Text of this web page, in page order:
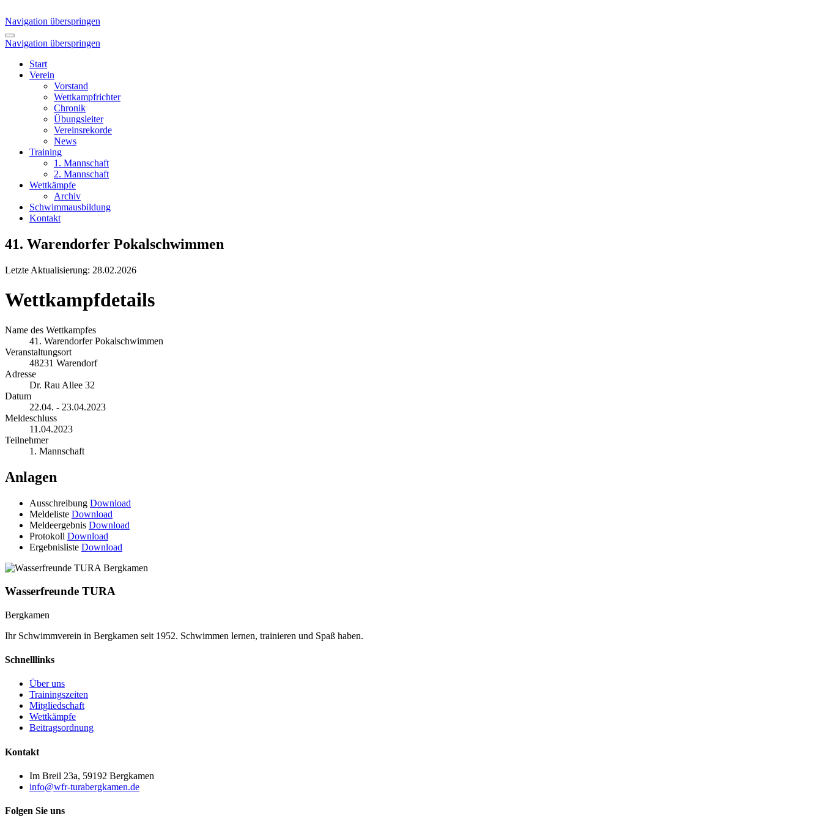
Navigation überspringen
Navigation überspringen
Start
Verein
Vorstand
Wettkampfrichter
Chronik
Übungsleiter
Vereinsrekorde
News
Training
1. Mannschaft
2. Mannschaft
Wettkämpfe
Archiv
Schwimmausbildung
Kontakt
41. Warendorfer Pokalschwimmen
Letzte Aktualisierung: 28.02.2026
Wettkampfdetails
Name des Wettkampfes
41. Warendorfer Pokalschwimmen
Veranstaltungsort
48231 Warendorf
Adresse
Dr. Rau Allee 32
Datum
22.04. - 23.04.2023
Meldeschluss
11.04.2023
Teilnehmer
1. Mannschaft
Anlagen
Ausschreibung Download
Meldeliste Download
Meldeergebnis Download
Protokoll Download
Ergebnisliste Download
Wasserfreunde TURA
Bergkamen
Ihr Schwimmverein in Bergkamen seit 1952. Schwimmen lernen, trainieren und Spaß haben.
Schnelllinks
Über uns
Trainingszeiten
Mitgliedschaft
Wettkämpfe
Beitragsordnung
Kontakt
Im Breil 23a, 59192 Bergkamen
info@wfr-turabergkamen.de
Folgen Sie uns